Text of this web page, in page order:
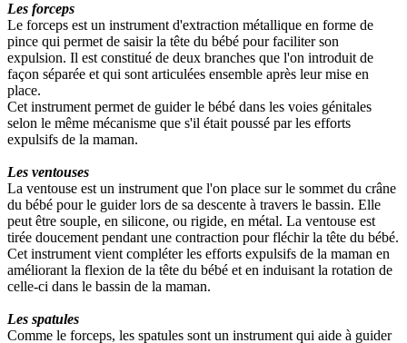
Les forceps
Le forceps est un instrument d'extraction métallique en forme de
pince qui permet de saisir la tête du bébé pour faciliter son
expulsion. Il est constitué de deux branches que l'on introduit de
façon séparée et qui sont articulées ensemble après leur mise en
place.
Cet instrument permet de guider le bébé dans les voies génitales
selon le même mécanisme que s'il était poussé par les efforts
expulsifs de la maman.
Les ventouses
La ventouse est un instrument que l'on place sur le sommet du crâne
du bébé pour le guider lors de sa descente à travers le bassin. Elle
peut être souple, en silicone, ou rigide, en métal. La ventouse est
tirée doucement pendant une contraction pour fléchir la tête du bébé.
Cet instrument vient compléter les efforts expulsifs de la maman en
améliorant la flexion de la tête du bébé et en induisant la rotation de
celle-ci dans le bassin de la maman.
Les spatules
Comme le forceps, les spatules sont un instrument qui aide à guider